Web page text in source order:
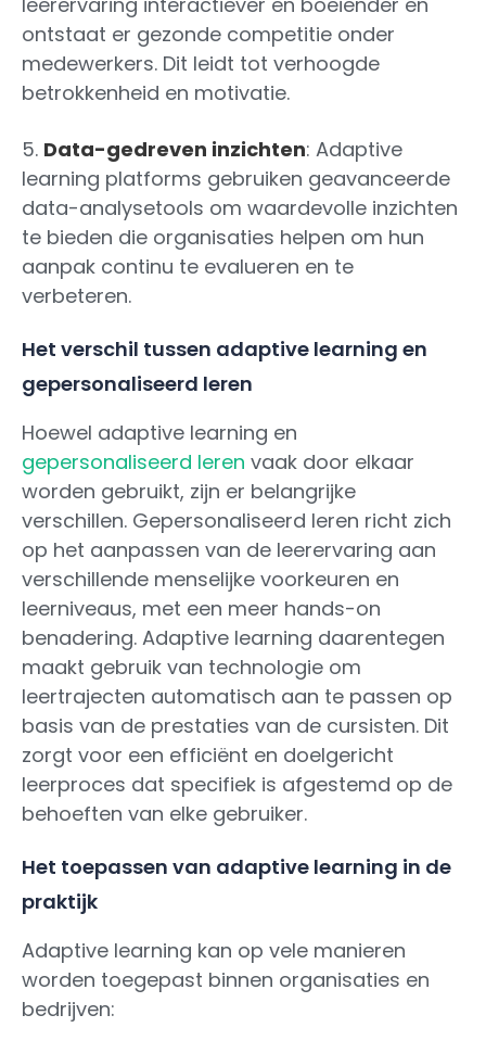
ontstaat er gezonde competitie onder
medewerkers. Dit leidt tot verhoogde
betrokkenheid en motivatie.
5. Data-gedreven inzichten: Adaptive
learning platforms gebruiken geavanceerde
data-analysetools om waardevolle inzichten
te bieden die organisaties helpen om hun
aanpak continu te evalueren en te
verbeteren.
Het verschil tussen adaptive learning en
gepersonaliseerd leren
Hoewel adaptive learning en
gepersonaliseerd leren vaak door elkaar
worden gebruikt, zijn er belangrijke
verschillen. Gepersonaliseerd leren richt zich
op het aanpassen van de leerervaring aan
verschillende menselijke voorkeuren en
leerniveaus, met een meer hands-on
benadering. Adaptive learning daarentegen
maakt gebruik van technologie om
leertrajecten automatisch aan te passen op
basis van de prestaties van de cursisten. Dit
zorgt voor een efficiënt en doelgericht
leerproces dat specifiek is afgestemd op de
behoeften van elke gebruiker.
Het toepassen van adaptive learning in de
praktijk
Adaptive learning kan op vele manieren
worden toegepast binnen organisaties en
bedrijven: